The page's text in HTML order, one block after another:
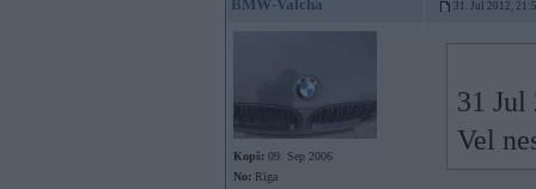
BMW-Valcha 31. Jul 2012,
Kopš: 09. Sep 2006
No: Rīga
31 Jul
Vel